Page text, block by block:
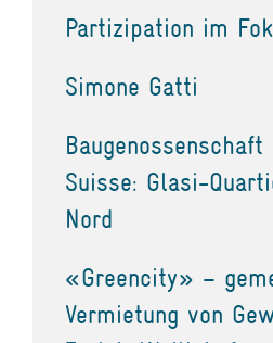
Partizipation im
Simone Gatti
Suisse: Glasi-
Nord
«Greencity» –
Vermietung von